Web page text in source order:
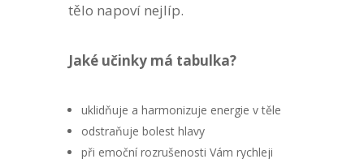
tělo napoví nejlíp.
Jaké učinky má tabulka?
uklidňuje a harmonizuje energie v těle
odstraňuje bolest hlavy
při emoční rozrušenosti Vám rychleji